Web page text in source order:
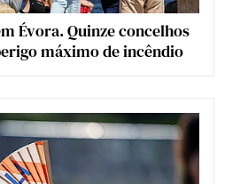
Évora. Quinze concelhos
máximo de incêndio